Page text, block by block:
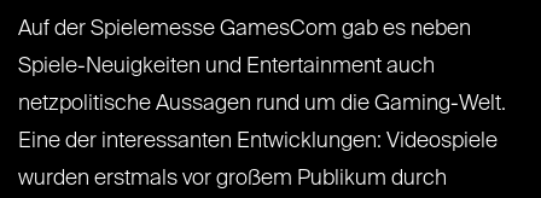
Auf der Spielemesse GamesCom gab es neben
Spiele-Neuigkeiten und Entertainment auch
netzpolitische Aussagen rund um die Gaming-Welt.
Eine der interessanten Entwicklungen: Videospiele
wurden erstmals vor großem Publikum durch